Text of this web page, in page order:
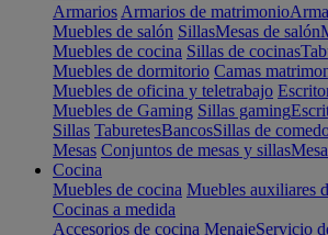
Armarios Armarios de matrimonio
Muebles de salón SillasMesas de salón
Muebles de cocina Sillas de cocinas
Muebles de dormitorio Camas
Muebles de oficina y teletrabajo
Muebles de Gaming Sillas gaming
Sillas TaburetesBancosSillas de
Mesas Conjuntos de mesas y sillas
Cocina
Muebles de cocina Muebles auxiliares
Cocinas a medida
Accesorios de cocina MenajeServicio